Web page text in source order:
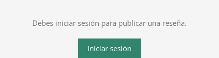
Debes iniciar sesión para publicar una reseña.
Iniciar sesión